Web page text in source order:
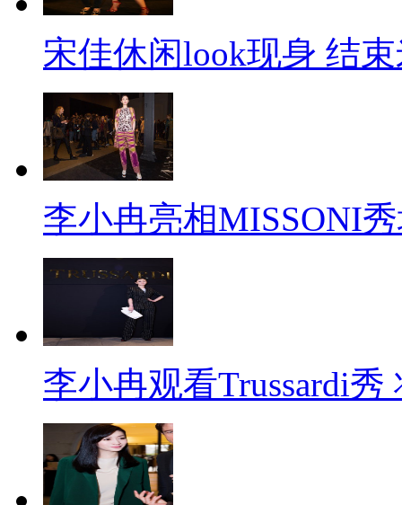
宋佳休闲look现身 结
李小冉亮相MISSONI
李小冉观看Trussardi